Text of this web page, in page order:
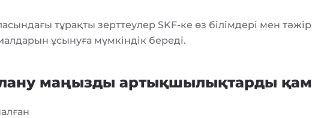
тұрақты зерттеулер SKF-ке өз білімдері мен
ұсынуға мүмкіндік береді.
маңызды артықшылықтарды